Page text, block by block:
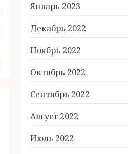
Январь 2023
Декабрь 2022
Ноябрь 2022
Октябрь 2022
Сентябрь 2022
Август 2022
Июль 2022